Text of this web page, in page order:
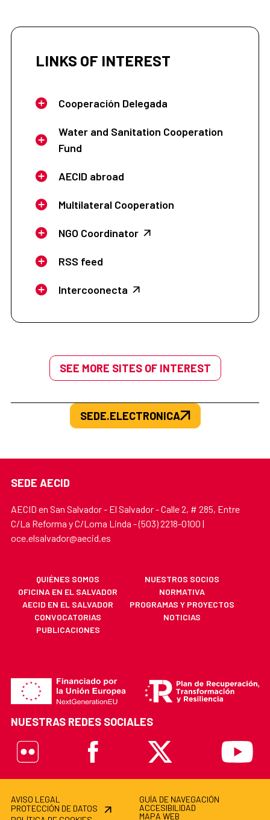
LINKS OF INTEREST
Cooperación Delegada
Water and Sanitation Cooperation
Fund
AECID abroad
Multilateral Cooperation
NGO Coordinator
RSS feed
Intercoonecta
SEE MORE SITES OF INTEREST
SEDE.ELECTRONICA
SEDE AECID
AECID en San Salvador - El Salvador - Calle 2, # 285, Entre
C/La Reforma y C/Loma Linda - (503) 2218-0100 |
oce.elsalvador@aecid.es
QUIÉNES SOMOS
NUESTROS SOCIOS
OFICINA EN EL SALVADOR
NORMATIVA
AECID EN EL SALVADOR
PROGRAMAS Y PROYECTOS
CONVOCATORIAS
NOTICIAS
PUBLICACIONES
NUESTRAS REDES SOCIALES
Flickr
Facebook X Youtube
AVISO LEGAL
PROTECCIÓN DE DATOS
GUÍA DE NAVEGACIÓN
ACCESIBILIDAD
MAPA WEB